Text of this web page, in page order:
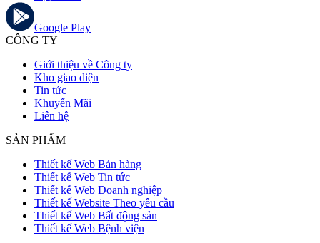
Google Play
CÔNG TY
Giới thiệu về Công ty
Kho giao diện
Tin tức
Khuyến Mãi
Liên hệ
SẢN PHẨM
Thiết kế Web Bán hàng
Thiết kế Web Tin tức
Thiết kế Web Doanh nghiệp
Thiết kế Website Theo yêu cầu
Thiết kế Web Bất động sản
Thiết kế Web Bệnh viện